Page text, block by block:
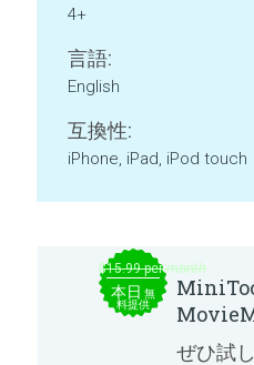
4+
言語:
English
互換性:
iPhone, iPad, iPod touch
$15.99 per month
本日 無
料提供
8.8.0
ぜひ試